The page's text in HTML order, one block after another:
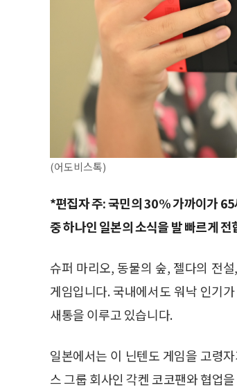
(어도비스톡)
*편집자 주: 국민의 30% 가까이가
중 하나인 일본의 소식을 발 빠르게 전
슈퍼 마리오, 동물의 숲, 젤다의 전
게임입니다. 국내에서도 워낙 인기
새통을 이루고 있습니다.
일본에서는 이 닌텐도 게임을 고령
스 그룹 회사인 각켄 코코팬와 협업